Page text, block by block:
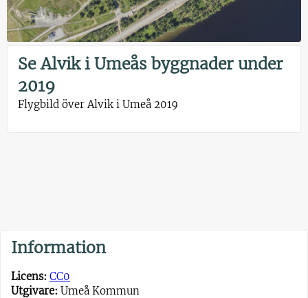
Se Alvik i Umeås byggnader under
2019
Flygbild över Alvik i Umeå 2019
Information
Licens: CC0
Utgivare: Umeå Kommun